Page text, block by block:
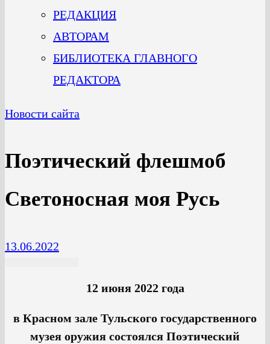
РЕДАКЦИЯ
АВТОРАМ
БИБЛИОТЕКА ГЛАВНОГО
РЕДАКТОРА
Новости сайта
Поэтический флешмоб
Светоносная моя Русь
13.06.2022
12 июня 2022 года
в Красном зале Тульского государственного
музея оружия состоялся Поэтический